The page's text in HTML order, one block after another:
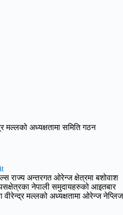
मल्लको अध्यक्षतामा समिति गठन
राज्य अन्तरगत ओरेन्ज क्षेत्रमा बशोवाश
नेपाली समुदायहरुको आइतबार
मल्लको अध्यक्षतामा ओरेन्ज नेप्लिज